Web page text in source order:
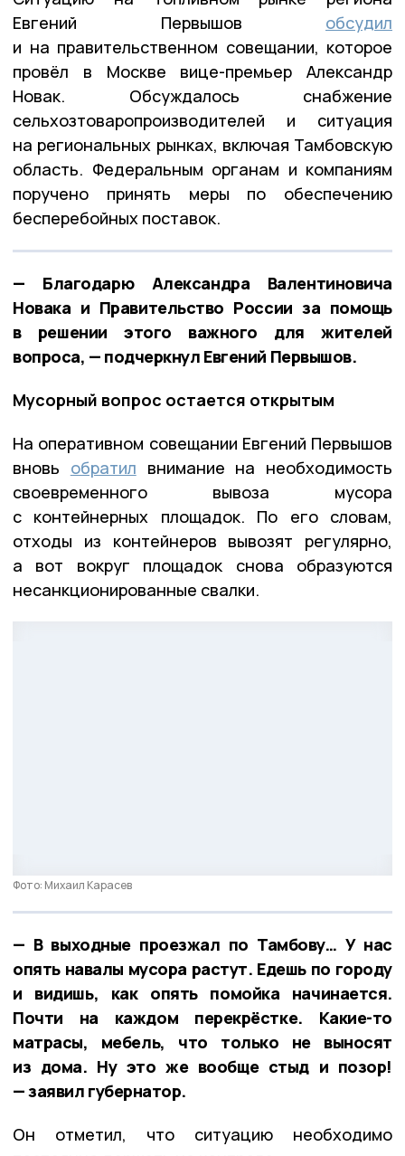
Евгений Первышов обсудил
и на правительственном совещании, которое
провёл в Москве вице-премьер Александр
Новак. Обсуждалось снабжение
сельхозтоваропроизводителей и ситуация
на региональных рынках, включая Тамбовскую
область. Федеральным органам и компаниям
поручено принять меры по обеспечению
бесперебойных поставок.
— Благодарю Александра Валентиновича
Новака и Правительство России за помощь
в решении этого важного для жителей
вопроса, — подчеркнул Евгений Первышов.
Мусорный вопрос остается открытым
На оперативном совещании Евгений Первышов
вновь обратил внимание на необходимость
своевременного вывоза мусора
с контейнерных площадок. По его словам,
отходы из контейнеров вывозят регулярно,
а вот вокруг площадок снова образуются
несанкционированные свалки.
Фото: Михаил Карасев
— В выходные проезжал по Тамбову… У нас
опять навалы мусора растут. Едешь по городу
и видишь, как опять помойка начинается.
Почти на каждом перекрёстке. Какие-то
матрасы, мебель, что только не выносят
из дома. Ну это же вообще стыд и позор!
— заявил губернатор.
Он отметил, что ситуацию необходимо